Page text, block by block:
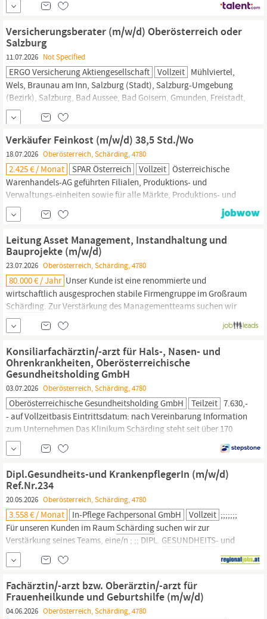
ein gewisses Verkaufstalent mit? Dann bist du bei uns genau
richtig! In dieser Position betreust du unsere Kundinnen und
Kunden –
Versicherungsberater (m/w/d) Oberösterreich oder
Salzburg
11.07.2026 Not Specified
ERGO Versicherung Aktiengesellschaft Vollzeit Mühlviertel,
Wels, Braunau am Inn, Salzburg (Stadt), Salzburg-Umgebung
(Bezirk), Salzburg, Bad Aussee, Bad Goisern, Gmunden, Freistadt,
Schärding,
Eferding, Grieskirchen. Aufgaben Du hast ein gutes
Gespür für Menschen und Kundenberatung ist deine Leidenschaft?
Dann bist du bei uns genau richtig, denn in der ERGO kannst du
deinen Kunden die passenden
Verkäufer Feinkost (m/w/d) 38,5 Std./Wo
18.07.2026 Oberösterreich, Schärding, 4780
2.425 € / Monat SPAR Österreich Vollzeit Österreichische
Warenhandels-AG geführten Filialen, Produktions- und
Verwaltungs-einheiten sowie für alle Märkte, Produktions- und
Verwaltungseinheiten der INTERSPAR Gesellschaft m.b.H. und der
Maximarkt Handels-Gesellschaft m.b.H. Dienstort: SPAR-
Leitung Asset Management, Instandhaltung und
Bauprojekte (m/w/d)
23.07.2026 Oberösterreich, Schärding, 4780
80.000 € / Jahr Unser Kunde ist eine renommierte und
wirtschaftlich ausgesprochen stabile Firmengruppe im Großraum
Schärding. Zur Verstärkung des Managementteams suchen wir
eine unternehmerisch denkende, erfahrene Persönlichkeit, die den
Bereich Asset Management, Instandhaltung und Bauprojekte mit
Weitblick und Umsetzungsstärke verantwortet. In dieser
Schlüsselposition...
Konsiliarfachärztin/-arzt für Hals-, Nasen- und
Ohrenkrankheiten, Oberösterreichische
Gesundheitsholding GmbH
03.07.2026 Oberösterreich, Schärding, 4780
Oberösterreichische Gesundheitsholding GmbH Teilzeit 7.630,-
- auf Vollzeitbasis Eintrittsdatum: nach Vereinbarung Information
zum Unternehmen Das Klinikum Schärding steht seit über 170
Jahren für
Gesundheitsversorgung.
Das Leitmotiv dabei war und
ist „menschlich, motiviert, modern“. In diesem Sinne versorgt es
PatientInnen. Mit über 150 Betten ist es der zentrale
Gesundheitsanbieter
Dipl.Gesundheits-und KrankenpflegerIn (m/w/d)
Ref.Nr.234
20.05.2026 Oberösterreich, Schärding, 4780
3.558 € / Monat In-Pflege Fachpersonal GmbH Vollzeit ;;;;;;;
Für unseren Kunden im Raum Schärdingsuchen wir zur
Verstärkung seines Teams, eine/n ; ;; DIPL. GESUNDHEITS- und
KRANKENPFLEGER/IN ;;;;;;;;;;;;;;;;;;; ;;; Ref.Nr.234
;;;;;;;;;;;;;;;;;;;;;;;;;;;;;;;; ;;; ;;;; Voll- oder Teilzeit ; Ihre Aufgaben:
Wertschätzende Pflege und Begleitung von älteren und
pflegebedürftigen Menschen...
Fachärztin/-arzt bzw. Oberärztin/-arzt für
Frauenheilkunde und Geburtshilfe (m/w/d)
04.06.2026 Oberösterreich, Schärding, 4780